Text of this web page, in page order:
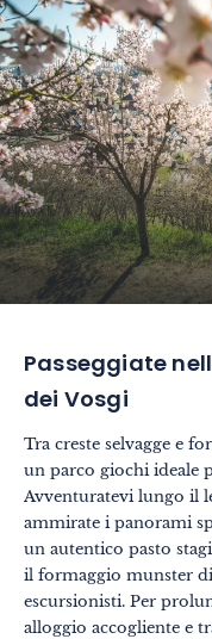
Passeggiate
dei Vosgi
Tra creste selvagge e
un parco giochi ideale
Avventuratevi lungo il
ammirate i panorami
un autentico pasto
il formaggio munster
escursionisti. Per
alloggio accogliente e